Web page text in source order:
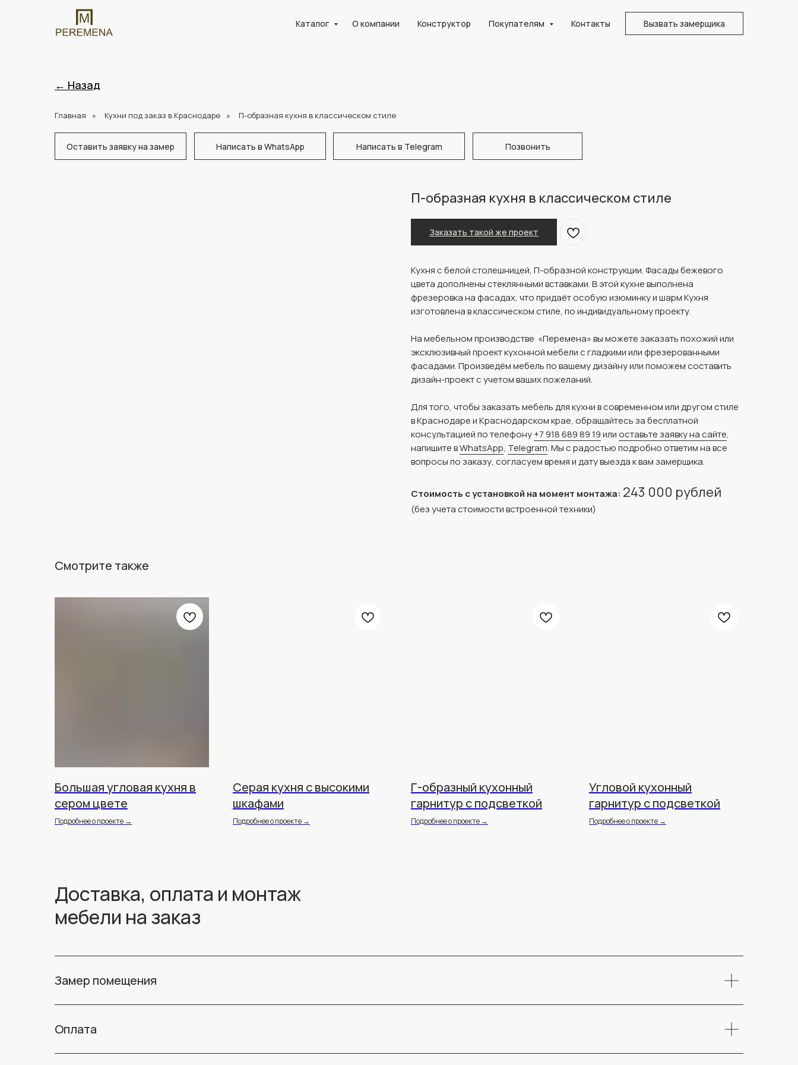
Каталог О компании Конструктор Покупателям Контакты Вызвать замерщика
← Назад
Главная » Кухни под заказ в Краснодаре » П-образная кухня в классическом стиле
Оставить заявку на замер Написать в WhatsApp Написать в Telegram Позвонить
П-образная кухня в классическом стиле
Заказать такой же проект
Кухня с белой столешницей, П-образной конструкции. Фасады бежевого
цвета дополнены стеклянными вставками. В этой кухне выполнена
фрезеровка на фасадах, что придаёт особую изюминку и шарм Кухня
изготовлена в классическом стиле, по индивидуальному проекту.
На мебельном производстве «Перемена» вы можете заказать похожий или
эксклюзивный проект кухонной мебели с гладкими или фрезерованными
фасадами. Произведём мебель по вашему дизайну или поможем составить
дизайн-проект с учетом ваших пожеланий.
Для того, чтобы заказать мебель для кухни в современном или другом стиле
в Краснодаре и Краснодарском крае, обращайтесь за бесплатной
консультацией по телефону+7 918 689 89 19илиоставьте заявку на сайте,
напишите вWhatsApp, Telegram. Мы с радостью подробно ответим на все
вопросы по заказу, согласуем время и дату выезда к вам замерщика.
Стоимость с установкой на момент монтажа: 243 000 рублей
(без учета стоимости встроенной техники)
Смотрите также
Большая угловая кухня в
сером цвете
Подробнее о проекте →
Серая кухня с высокими
шкафами
Подробнее о проекте →
Г-образный кухонный
гарнитур с подсветкой
Подробнее о проекте →
Угловой кухонный
гарнитур с подсветкой
Подробнее о проекте →
Доставка, оплата и монтаж
мебели на заказ
Замер помещения
Оплата